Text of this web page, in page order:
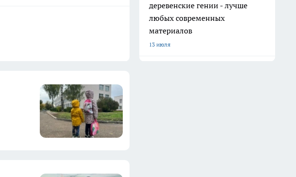
деревенские гении - лучше
любых современных
материалов
13 июля